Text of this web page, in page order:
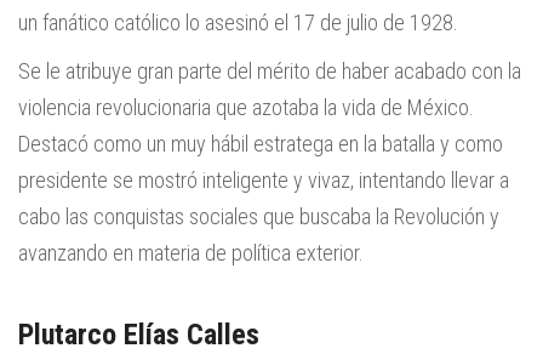
un fanático católico lo asesinó el 17 de julio de 1928.
Se le atribuye gran parte del mérito de haber acabado con la
violencia revolucionaria que azotaba la vida de México.
Destacó como un muy hábil estratega en la batalla y como
presidente se mostró inteligente y vivaz, intentando llevar a
cabo las conquistas sociales que buscaba la Revolución y
avanzando en materia de política exterior.
Plutarco Elías Calles